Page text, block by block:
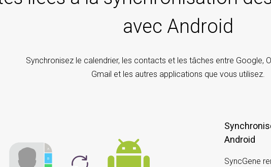
avec Android
Synchronisez le calendrier, les contacts et les tâches entre Google,
Gmail et les autres applications que vous utilisez.
Android
SyncGene